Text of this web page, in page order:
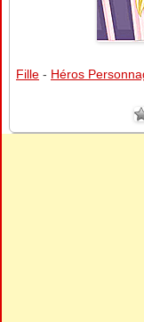
Fille - Héros